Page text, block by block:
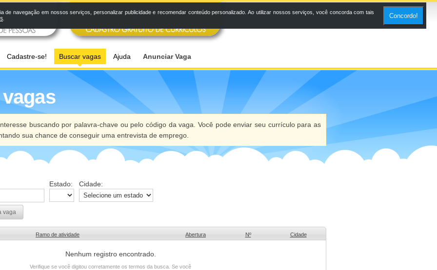
Cadastre-se! Buscar vagas Ajuda Anunciar Vaga
buscando por palavra-chave ou pelo código da vaga. Você pode enviar seu currículo para as
sua chance de conseguir uma entrevista de emprego.
Estado: Cidade:
vaga
Ramo de atividade Abertura Nº Cidade
Nenhum registro encontrado.
Verifique se você digitou corretamente os termos da busca. Se você
navegação em nossos serviços, personalizar publicidade e recomendar conteúdo personalizado. Ao utilizar nossos serviços, você concorda com tais
Concordo!